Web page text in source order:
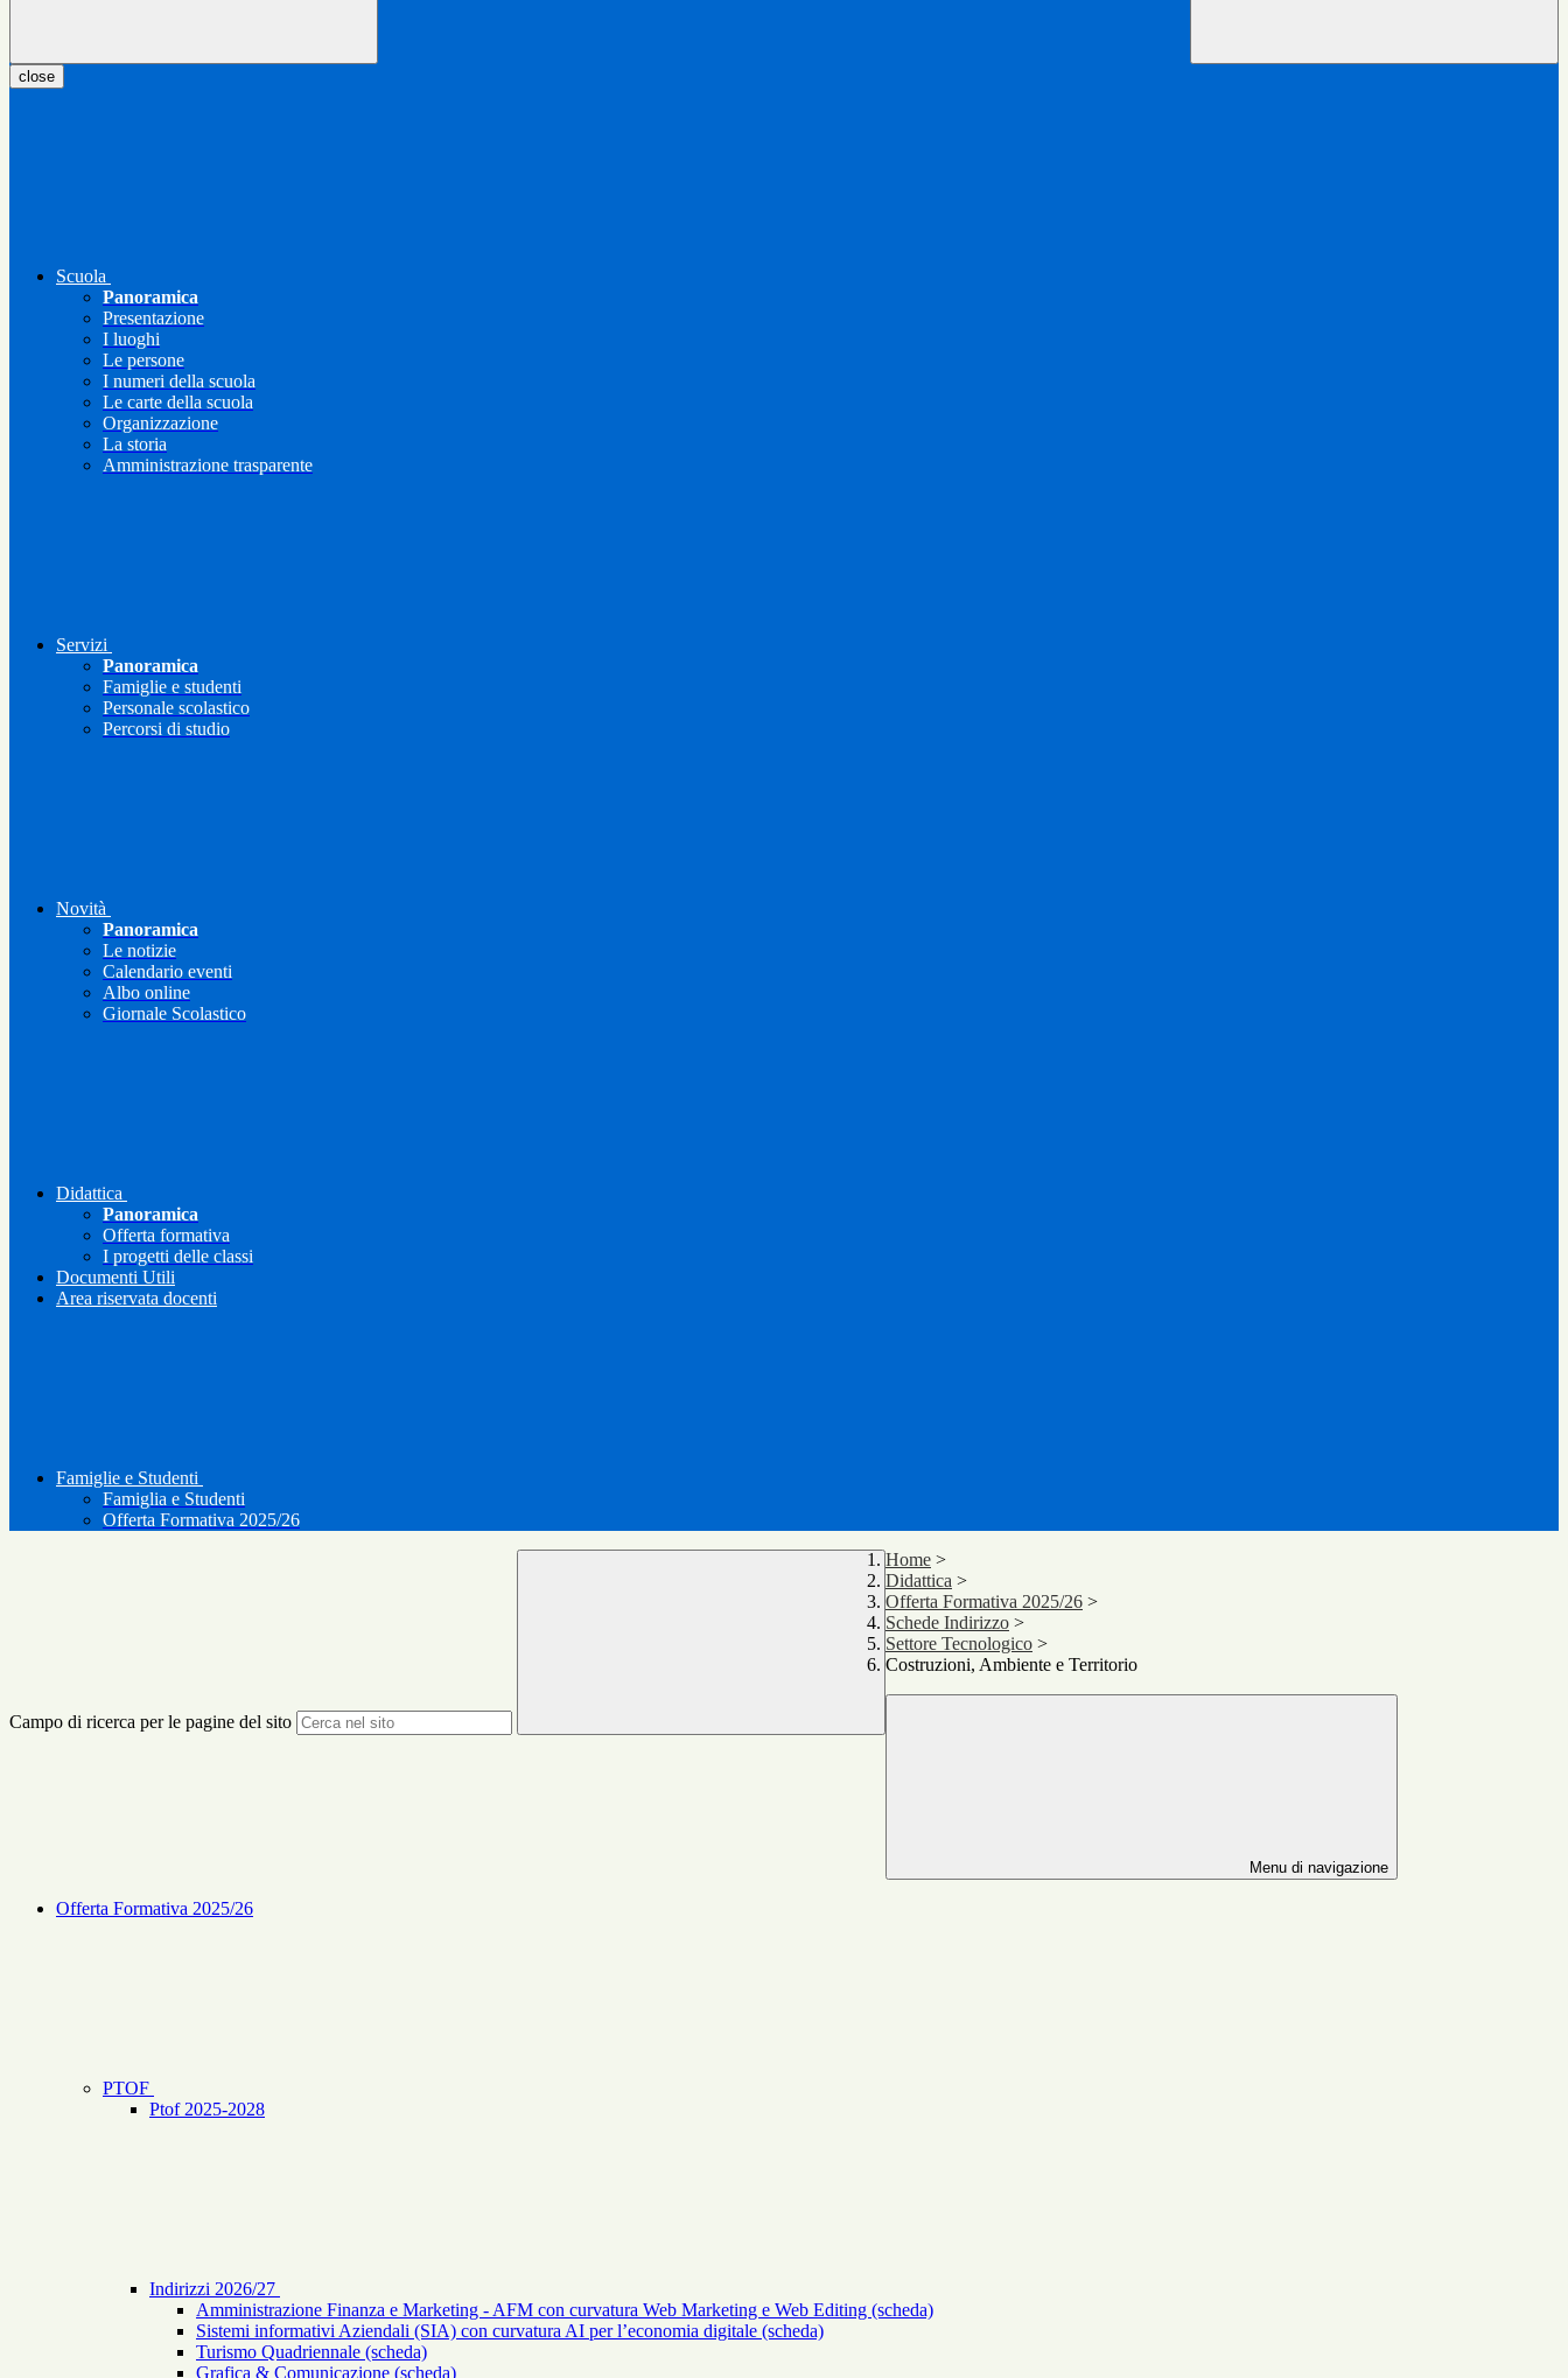
close
Scuola
Panoramica
Presentazione
I luoghi
Le persone
I numeri della scuola
Le carte della scuola
Organizzazione
La storia
Amministrazione trasparente
Servizi
Panoramica
Famiglie e studenti
Personale scolastico
Percorsi di studio
Novità
Panoramica
Le notizie
Calendario eventi
Albo online
Giornale Scolastico
Didattica
Panoramica
Offerta formativa
I progetti delle classi
Documenti Utili
Area riservata docenti
Famiglie e Studenti
Famiglia e Studenti
Offerta Formativa 2025/26
Campo di ricerca per le pagine del sito
Home >
Didattica >
Offerta Formativa 2025/26 >
Schede Indirizzo >
Settore Tecnologico >
Costruzioni, Ambiente e Territorio
Menu di navigazione
Offerta Formativa 2025/26
PTOF
Ptof 2025-2028
Indirizzi 2026/27
Amministrazione Finanza e Marketing - AFM con curvatura Web Marketing e Web Editing (scheda)
Sistemi informativi Aziendali (SIA) con curvatura AI per l’economia digitale (scheda)
Turismo Quadriennale (scheda)
Grafica & Comunicazione (scheda)